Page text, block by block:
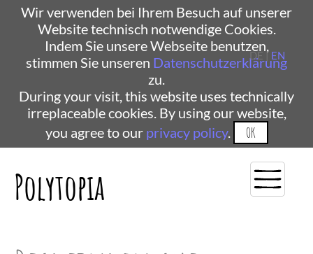
Wir verwenden bei Ihrem Besuch auf unserer
Website technisch notwendige Cookies.
Indem Sie unsere Webseite benutzen,
stimmen Sie unseren Datenschutzerklärung
zu.
During your visit, this website uses technically
irreplaceable cookies. By using our website,
you agree to our privacy policy. OK
Polytopia
DE | EN